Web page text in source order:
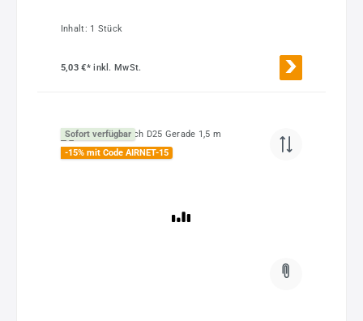
Inhalt: 1 Stück
5,03 €*inkl. MwSt.
Sofort verfügbar
-15% mit Code AIRNET-15